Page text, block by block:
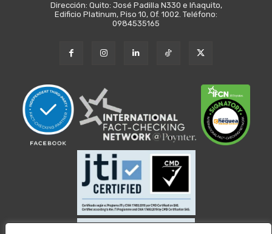
Dirección: Quito: José Padilla N330 e Iñaquito,
Edificio Platinum, Piso 10, Of. 1002. Teléfono:
0984535165